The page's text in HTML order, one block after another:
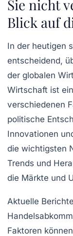
Sie nicht
Blick auf
In der heutigen
entscheidend,
der globalen
Wirtschaft ist
verschiedenen
politische
Innovationen
die wichtigsten
Trends und
die Märkte und
Aktuelle
Faktoren